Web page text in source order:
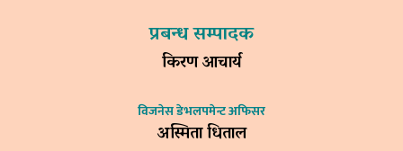
प्रबन्ध सम्पादक
किरण आचार्य
विजनेस डेभलपमेन्ट अफिसर
अस्मिता धिताल